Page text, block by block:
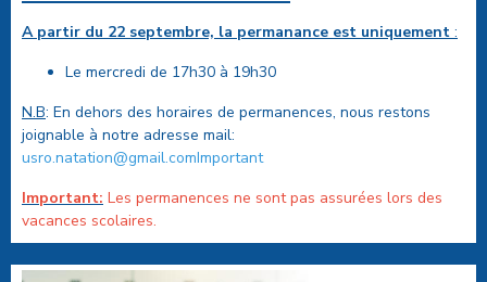
A partir du 22 septembre, la permanance est uniquement :
Le mercredi de 17h30 à 19h30
N.B: En dehors des horaires de permanences, nous restons
joignable à notre adresse mail:
usro.natation@gmail.comImportant
Important: Les permanences ne sont pas assurées lors des
vacances scolaires.